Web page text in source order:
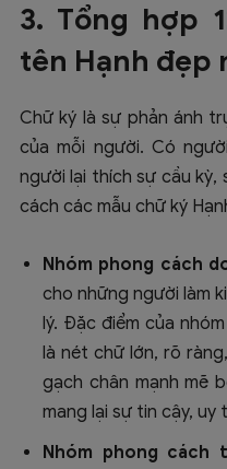
3. Tổng hợp
tên Hạnh đẹp
Chữ ký là sự phản ánh
của mỗi người. Có
người lại thích sự cầu
cách các mẫu chữ ký
Nhóm phong cách
cho những người làm
lý. Đặc điểm của
là nét chữ lớn, rõ
gạch chân mạnh mẽ
mang lại sự tin cậy,
Nhóm phong cách